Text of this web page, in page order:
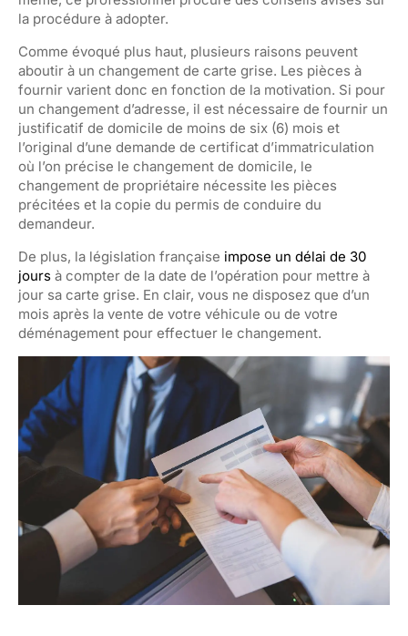
la procédure à adopter.
Comme évoqué plus haut, plusieurs raisons peuvent
aboutir à un changement de carte grise. Les pièces à
fournir varient donc en fonction de la motivation. Si pour
un changement d’adresse, il est nécessaire de fournir un
justificatif de domicile de moins de six (6) mois et
l’original d’une demande de certificat d’immatriculation
où l’on précise le changement de domicile, le
changement de propriétaire nécessite les pièces
précitées et la copie du permis de conduire du
demandeur.
De plus, la législation française impose un délai de 30
jours à compter de la date de l’opération pour mettre à
jour sa carte grise. En clair, vous ne disposez que d’un
mois après la vente de votre véhicule ou de votre
déménagement pour effectuer le changement.